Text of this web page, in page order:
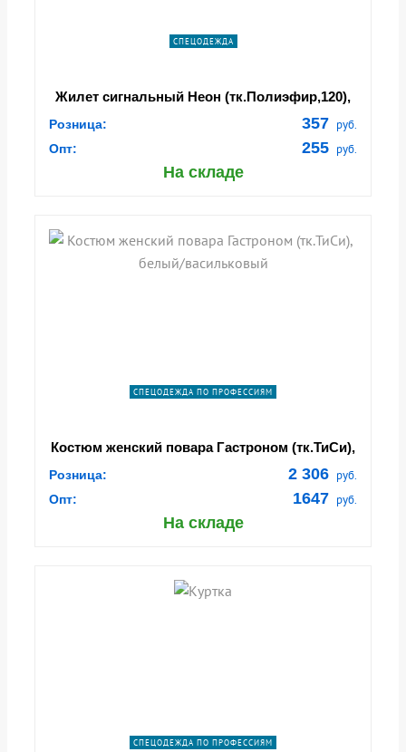
СПЕЦОДЕЖДА
Жилет сигнальный Неон (тк.Полиэфир,120),
Розница: 357 руб.
Опт: 255 руб.
На складе
СПЕЦОДЕЖДА ПО ПРОФЕССИЯМ
Костюм женский повара Гастроном (тк.ТиСи),
Розница: 2 306 руб.
Опт: 1647 руб.
На складе
СПЕЦОДЕЖДА ПО ПРОФЕССИЯМ